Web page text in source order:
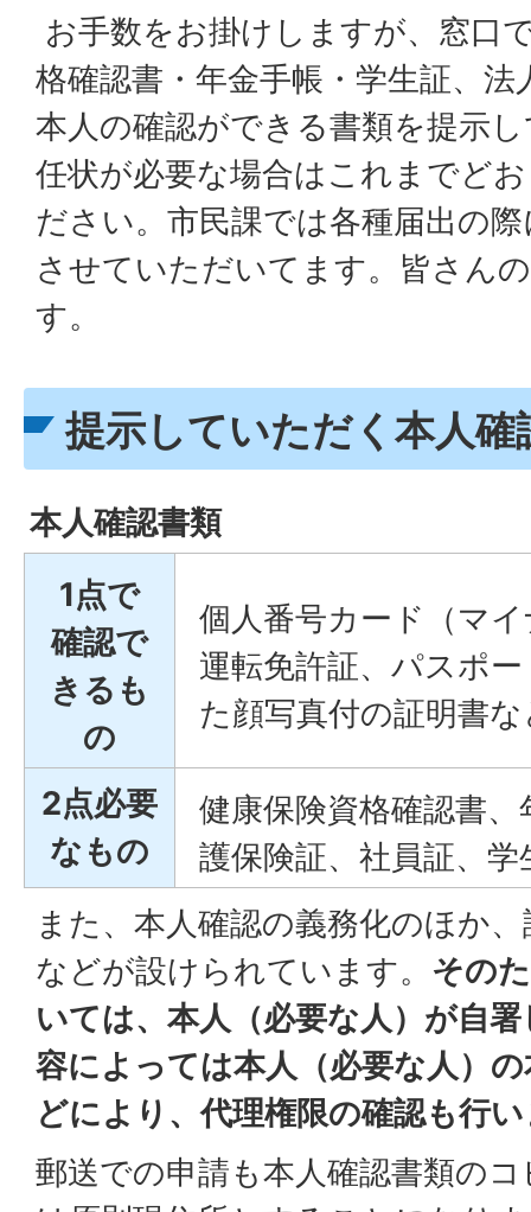
お手数をお掛けしますが、窓口
格確認書・年金手帳・学生証、
本人の確認ができる書類を提示
任状が必要な場合はこれまでど
ださい。市民課では各種届出の
させていただいてます。皆さん
す。
提示していただく本人確
本人確認書類
1点で
確認で
きるも
の
個人番号カード（マ
運転免許証、パスポ
た顔写真付の証明書
2点必要
なもの
健康保険資格確認書
護保険証、社員証、学
また、本人確認の義務化のほか
などが設けられています。 その
いては、本人（必要な人）が自
容によっては本人（必要な人）
どにより、代理権限の確認も行
郵送での申請も本人確認書類の